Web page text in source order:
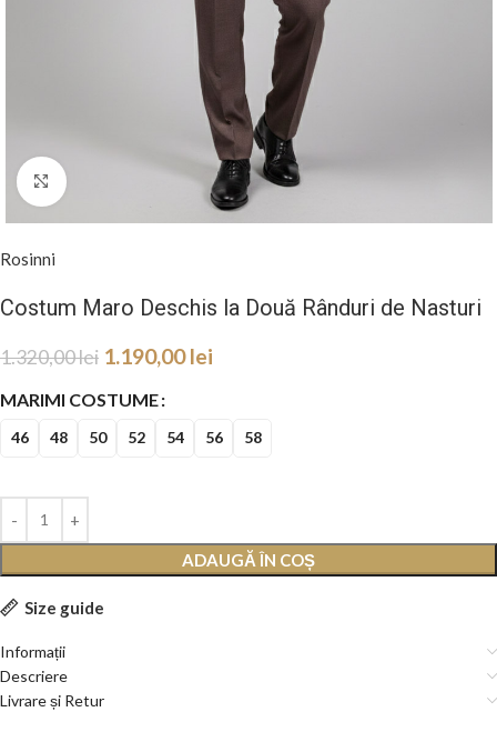
Mareste
Rosinni
Costum Maro Deschis la Două Rânduri de Nasturi
1.320,00lei 1.190,00lei
MARIMI COSTUME
46 48 50 52 54 56 58
ADAUGĂ ÎN COȘ
Size guide
Informații
Descriere
Livrare și Retur